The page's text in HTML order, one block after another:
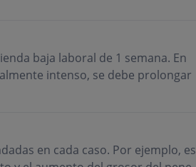
baja laboral de 1 semana. En
intenso, se debe prolongar
en cada caso. Por ejemplo, es